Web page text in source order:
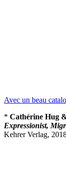
Avec un beau
* Cathérine Hug
Expressionist,
Kehrer Verlag,